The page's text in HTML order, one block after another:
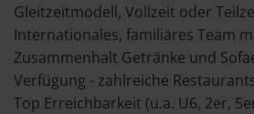
Gleitzeitmodell, Vollzeit oder
Internationales, familiäres Team
Zusammenhalt Getränke und
Verfügung - zahlreiche
Top Erreichbarkeit (u.a. U6, 2er,